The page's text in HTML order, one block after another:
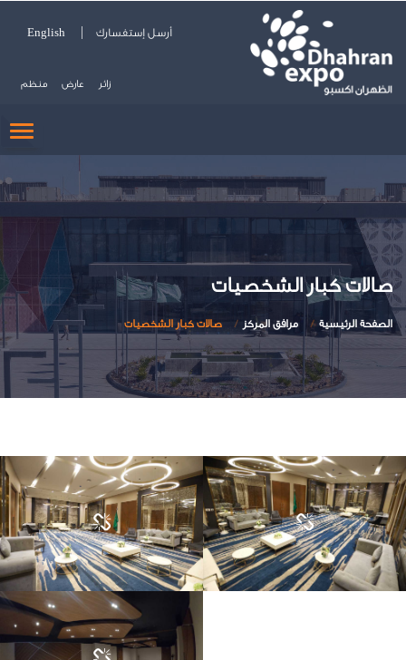
أرسل إستفسارك English
منظم عارض زائر
صالات كبار الشخصيات
الصفحة الرئيسية مرافق المركز صالات كبار الشخصيات